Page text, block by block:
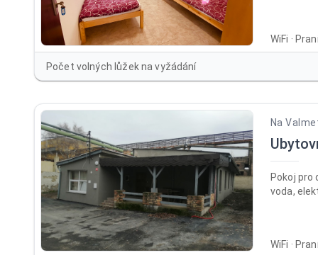
WiFi ·
Počet volných lůžek na vyžádání
Na
Pokoj pro
voda,
WiFi ·